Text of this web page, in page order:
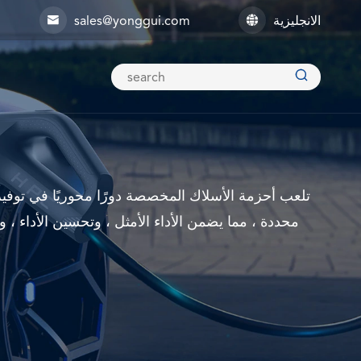
 sales@yonggui.com  الانجليزية

تلعب أحزمة الأسلاك المخصصة دورًا محوريًا في
محددة ، مما يضمن الأداء الأمثل ، وتحسين